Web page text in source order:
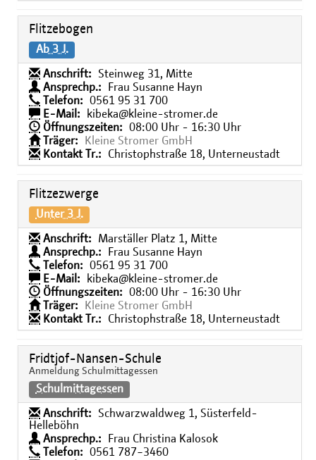
Flitzebogen
Ab 3 J.
Anschrift:
Steinweg 31, Mitte
Ansprechp.:
Frau Susanne Hayn
Telefon:
0561 95 31 700
E-Mail:
kibeka@kleine-stromer.de
Öffnungszeiten:
08:00 Uhr - 16:30 Uhr
Träger:
Kleine Stromer GmbH
Kontakt Tr.:
Christophstraße 18, Unterneustadt
Flitzezwerge
Unter 3 J.
Anschrift:
Marställer Platz 1, Mitte
Ansprechp.:
Frau Susanne Hayn
Telefon:
0561 95 31 700
E-Mail:
kibeka@kleine-stromer.de
Öffnungszeiten:
08:00 Uhr - 16:30 Uhr
Träger:
Kleine Stromer GmbH
Kontakt Tr.:
Christophstraße 18, Unterneustadt
Fridtjof-Nansen-Schule
Anmeldung Schulmittagessen
Schulmittagessen
Anschrift:
Schwarzwaldweg 1, Süsterfeld-
Helleböhn
Ansprechp.:
Frau Christina Kalosok
Telefon:
0561 787−3460